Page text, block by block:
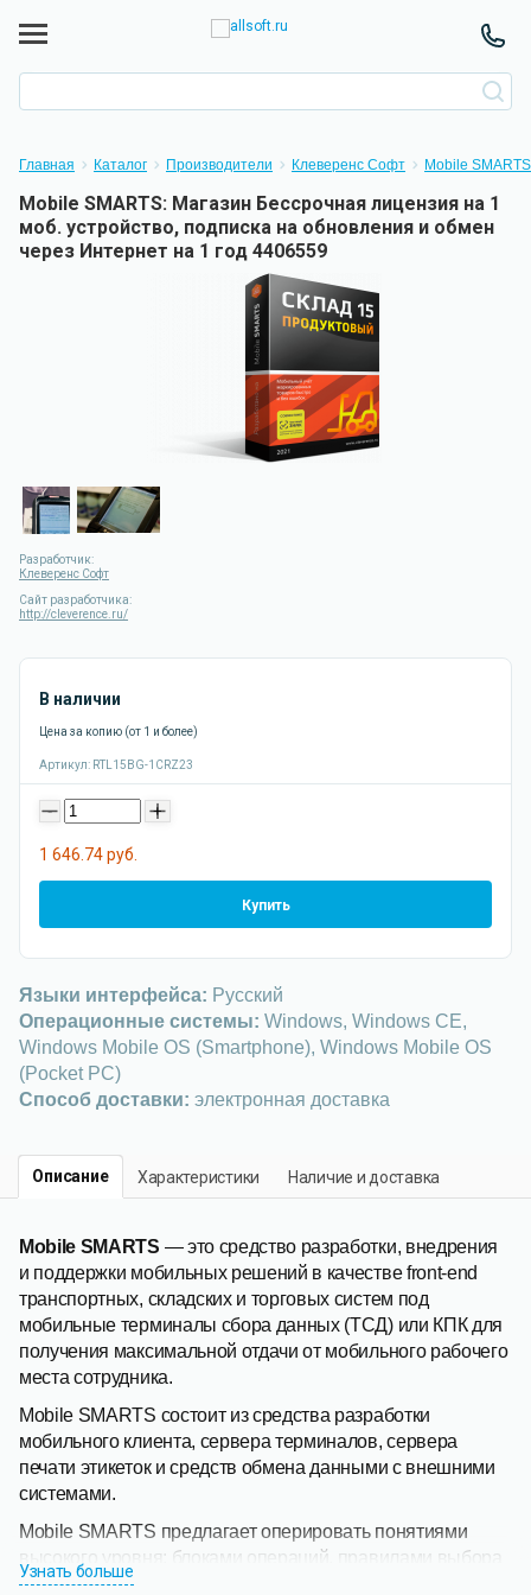
Главная Каталог Производители Клеверенс Софт Mobile
Mobile SMARTS: Магазин Бессрочная лицензия на 1
моб. устройство, подписка на обновления и обмен
через Интернет на 1 год 4406559
Разработчик:
Клеверенс Софт
Сайт разработчика:
http://cleverence.ru/
В наличии
Цена за копию (от 1 и более)
Артикул: RTL15BG-1CRZ23
- +
1 646.74 руб.
Купить
Языки интерфейса: Русский
Операционные системы: Windows, Windows CE,
Windows Mobile OS (Smartphone), Windows Mobile OS
(Pocket PC)
Способ доставки: электронная доставка
Описание Характеристики Наличие и доставка
Mobile SMARTS — это средство разработки, внедрения
и поддержки мобильных решений в качестве front-end
транспортных, складских и торговых систем под
мобильные терминалы сбора данных (ТСД) или КПК для
получения максимальной отдачи от мобильного рабочего
места сотрудника.
Mobile SMARTS состоит из средства разработки
мобильного клиента, сервера терминалов, сервера
печати этикеток и средств обмена данными с внешними
системами.
Mobile SMARTS предлагает оперировать понятиями
высокого уровня: блоками операций, правилами выбора
и отображения, привязками данных, условиями
Узнать больше